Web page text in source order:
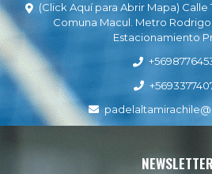
(Click Aquí para Abrir Mapa)
Comuna Macul. Metro Rodrigo
Estacionamiento
NEWSLETTER